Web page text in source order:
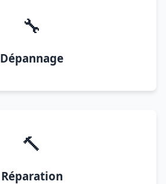
🔧
Dépannage
🔨
Réparation